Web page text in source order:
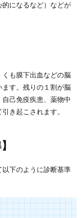
になるなど）などが
も膜下出血などの脳
す。残りの１割が脳
己免疫疾患、薬物中
き起こされます。
下のように診断基準